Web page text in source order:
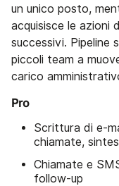
un unico posto,
acquisisce le azioni
successivi. Pipeline
piccoli team a
carico
Pro
Scrittura di e-
chiamate,
Chiamate e
follow-up